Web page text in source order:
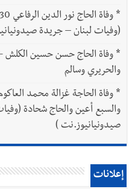
*
(وفيات لبنان – جريدة
*
والحريري وسالم
*
والسبع أعين والحاج شحادة
صيدونيانيوز.نت )
إعلانات